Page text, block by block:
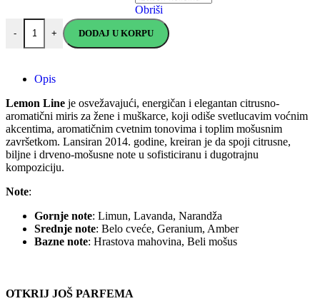
Obriši
- + DODAJ U KORPU
Opis
Lemon Line je osvežavajući, energičan i elegantan citrusno-
aromatični miris za žene i muškarce, koji odiše svetlucavim voćnim
akcentima, aromatičnim cvetnim tonovima i toplim mošusnim
završetkom. Lansiran 2014. godine, kreiran je da spoji citrusne,
biljne i drveno-mošusne note u sofisticiranu i dugotrajnu
kompoziciju.
Note:
Gornje note: Limun, Lavanda, Narandža
Srednje note: Belo cveće, Geranium, Amber
Bazne note: Hrastova mahovina, Beli mošus
OTKRIJ JOŠ PARFEMA